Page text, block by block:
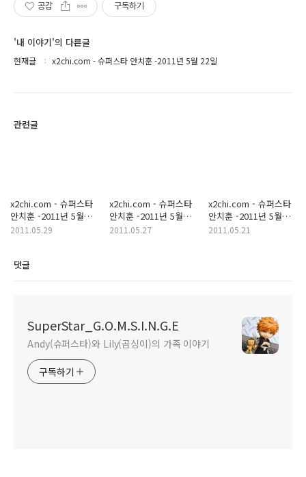
공감 구독하기
'내 이야기'의 다른글
현재글 x2chi.com - 슈퍼스타 안치훈 -2011년 5월 22일
관련글
x2chi.com - 슈퍼스타
안치훈 -2011년 5월
28일
2011.05.29
x2chi.com - 슈퍼스타
안치훈 -2011년 5월
26일
2011.05.27
x2chi.com - 슈퍼스타
안치훈 -2011년 5월
20일
2011.05.21
댓글
SuperStar_G.O.M.S.I.N.G.E
Andy(슈퍼스타)와 Lily(곰싱이)의 가족 이야기
구독하기